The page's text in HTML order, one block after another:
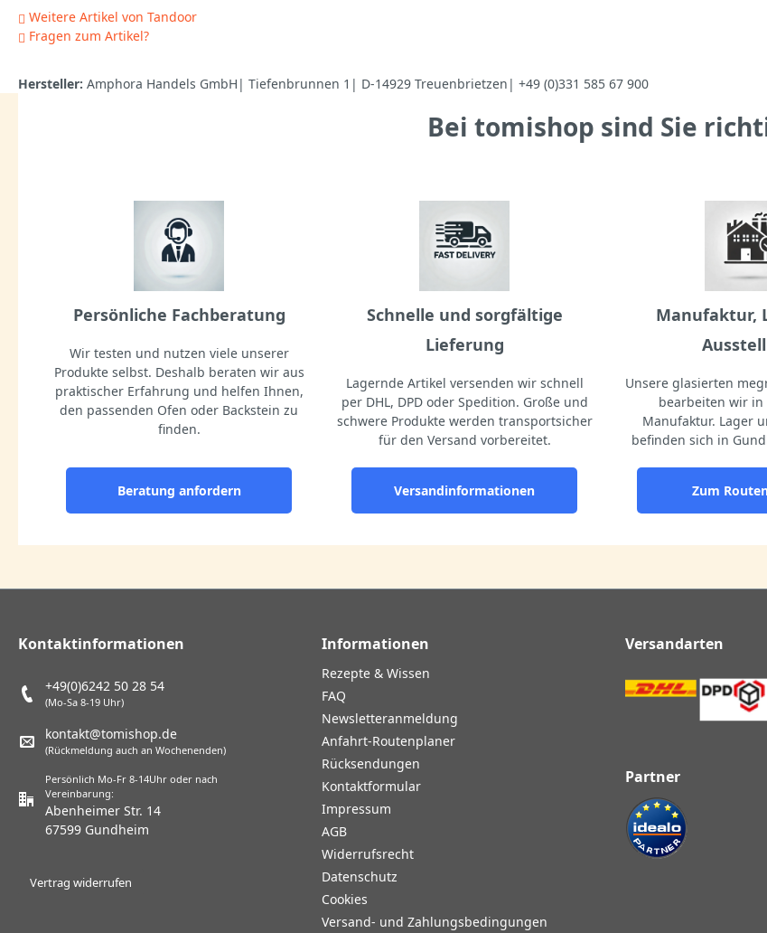
Weitere Artikel von Tandoor
Fragen zum Artikel?
Hersteller: Amphora Handels GmbH| Tiefenbrunnen 1| D-14929 Treuenbrietzen| +49 (0)331 585 67 900
Bei tomishop sind Sie
Persönliche Fachberatung
Wir testen und nutzen viele unserer
Produkte selbst. Deshalb beraten wir aus
praktischer Erfahrung und helfen Ihnen,
den passenden Ofen oder Backstein zu
finden.
Beratung anfordern
Schnelle und sorgfältige
Lieferung
Lagernde Artikel versenden wir schnell
per DHL, DPD oder Spedition. Große und
schwere Produkte werden transportsicher
für den Versand vorbereitet.
Versandinformationen
Manufaktur,
Unsere glasierten
bearbeiten wir in
Manufaktur. Lager
befinden sich in
Zum
Kontaktinformationen
+49(0)6242 50 28 54
(Mo-Sa 8-19 Uhr)
kontakt@tomishop.de
(Rückmeldung auch an Wochenenden)
Persönlich Mo-Fr 8-14Uhr oder nach
Vereinbarung:
Abenheimer Str. 14
67599 Gundheim
Vertrag widerrufen
Informationen
Rezepte & Wissen
FAQ
Newsletteranmeldung
Anfahrt-Routenplaner
Rücksendungen
Kontaktformular
Impressum
AGB
Widerrufsrecht
Datenschutz
Cookies
Versand- und Zahlungsbedingungen
Versandarten
Partner